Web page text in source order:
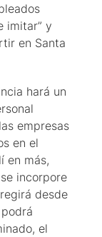
imitar” y
en Santa
hará un
empresas
en el
en más,
incorpore
desde
el